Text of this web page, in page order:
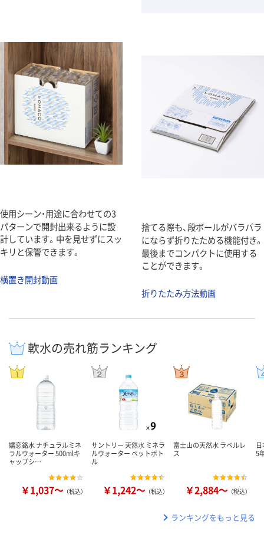
使用シーン・用途に合わせての3
パターンで開封出来るように設
計しています。中を見せずにスッ
キリと保管できます。
横置き開封動画
捨てる際も、段ボールがバラバラ
にならず折りたためる機能付き。
最後までコンパクトに使用する
ことができます。
折りたたみ方法動画
軟水の売れ筋ランキング
嬬恋銘水 ナチュラルミネ
ラルウォーター 500mlキ
ャップシ…
￥1,037～ （税込）
サントリー 天然水 ミネラ
ルウォーター ペットボト
ル
￥1,242～ （税込）
富士山の天然水 ラベルレ
ス
￥2,884～ （税込）
5
ランキングをもっと見る